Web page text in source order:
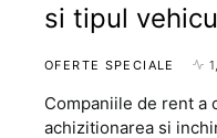
si tipul
OFERTE SPECIALE
Companiile de rent a
achizitionarea si